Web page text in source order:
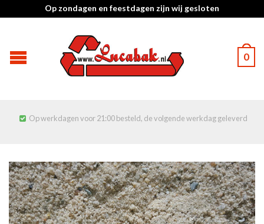
Op zondagen en feestdagen zijn wij gesloten
0
 Op werkdagen voor 21:00 besteld, de volgende werkdag geleverd